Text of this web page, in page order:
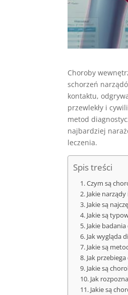
Choroby
schorzeń
kontaktu,
przewlekły i
metod
najbardziej
leczenia.
Spis treści
Czym są
Jakie
Jakie są
Jakie są
Jakie
Jak wygląda
Jakie są
Jak
Jakie są
Jak
Jakie są